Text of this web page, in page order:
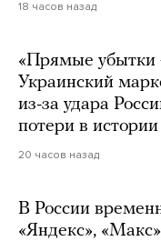
18 часов назад
«Прямые убытки
Украинский
из-за удара
потери в
20 часов назад
В России
«Яндекс»,